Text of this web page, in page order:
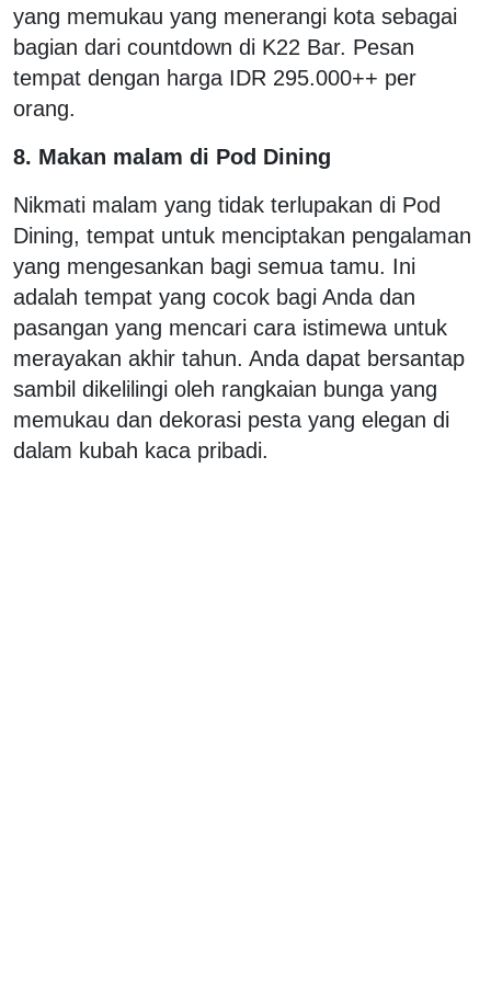
yang memukau yang menerangi kota sebagai
bagian dari countdown di K22 Bar. Pesan
tempat dengan harga IDR 295.000++ per
orang.
8. Makan malam di Pod Dining
Nikmati malam yang tidak terlupakan di Pod
Dining, tempat untuk menciptakan pengalaman
yang mengesankan bagi semua tamu. Ini
adalah tempat yang cocok bagi Anda dan
pasangan yang mencari cara istimewa untuk
merayakan akhir tahun. Anda dapat bersantap
sambil dikelilingi oleh rangkaian bunga yang
memukau dan dekorasi pesta yang elegan di
dalam kubah kaca pribadi.